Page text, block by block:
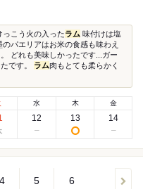
っこう火の入ったラム 味付けは塩
パエリアはお米の食感も味わえ
どれも美味しかったです...ガー
です。 ラム肉もとても柔らかく
水
12
木
13
金
14
4 5 6